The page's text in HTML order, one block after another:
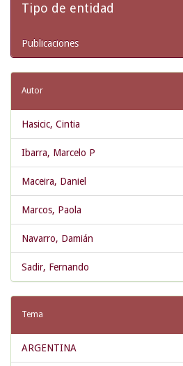
Tipo de entidad
Publicaciones
Autor
Hasicic, Cintia
Ibarra, Marcelo P
Maceira, Daniel
Marcos, Paola
Navarro, Damián
Sadir, Fernando
Tema
ARGENTINA